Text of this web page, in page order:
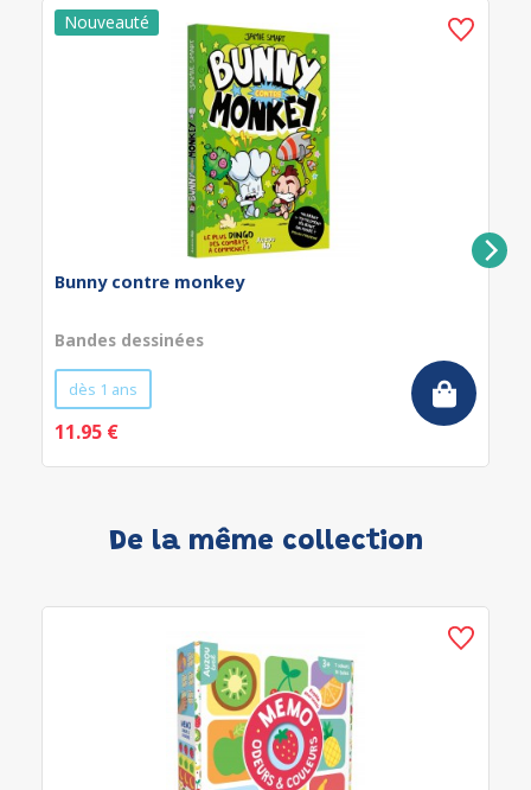
Bunny contre monkey
Bandes dessinées
dès 1 ans
11.95 €
De la même collection